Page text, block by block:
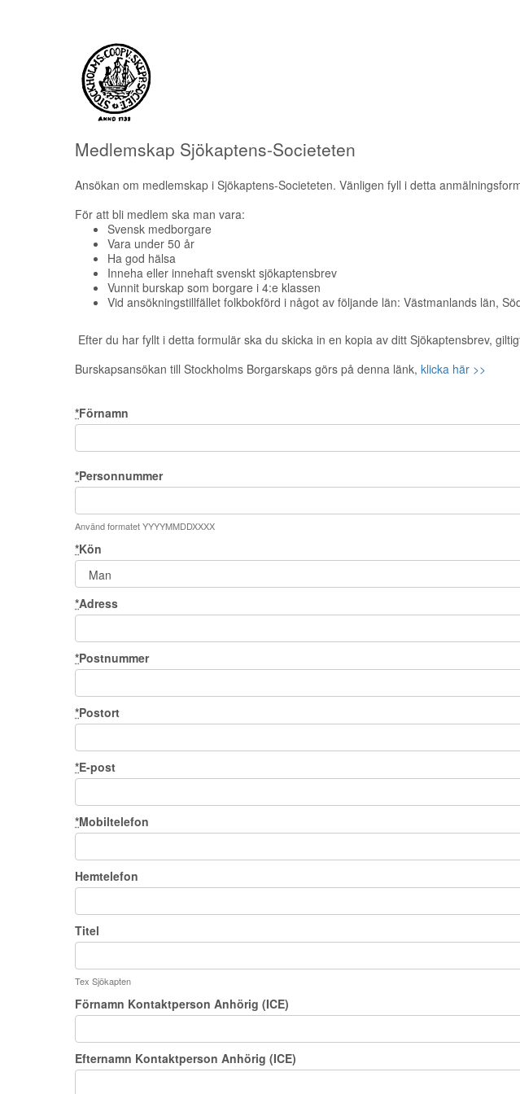
Medlemskap Sjökaptens-Societeten
Ansökan om medlemskap i Sjökaptens-Societeten. Vänligen fyll i detta
För att bli medlem ska man vara:
Svensk medborgare
Vara under 50 år
Ha god hälsa
Inneha eller innehaft svenskt sjökaptensbrev
Vunnit burskap som borgare i 4:e klassen
Vid ansökningstillfället folkbokförd i något av följande län: Västmanlands län,
Efter du har fyllt i detta formulär ska du skicka in en kopia av ditt Sjökaptensbrev,
Burskapsansökan till Stockholms Borgarskaps görs på denna länk, klicka här >>
*Förnamn
*Personnummer
Använd formatet YYYYMMDDXXXX
*Kön
*Adress
*Postnummer
*Postort
*E-post
*Mobiltelefon
Hemtelefon
Titel
Tex Sjökapten
Förnamn Kontaktperson Anhörig (ICE)
Efternamn Kontaktperson Anhörig (ICE)